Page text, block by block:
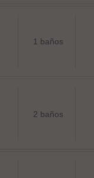
1 baños
2 baños